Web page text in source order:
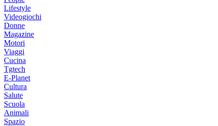
Lifestyle
Videogiochi
Donne
Magazine
Motori
Viaggi
Cucina
Tgtech
E-Planet
Cultura
Salute
Scuola
Animali
Spazio